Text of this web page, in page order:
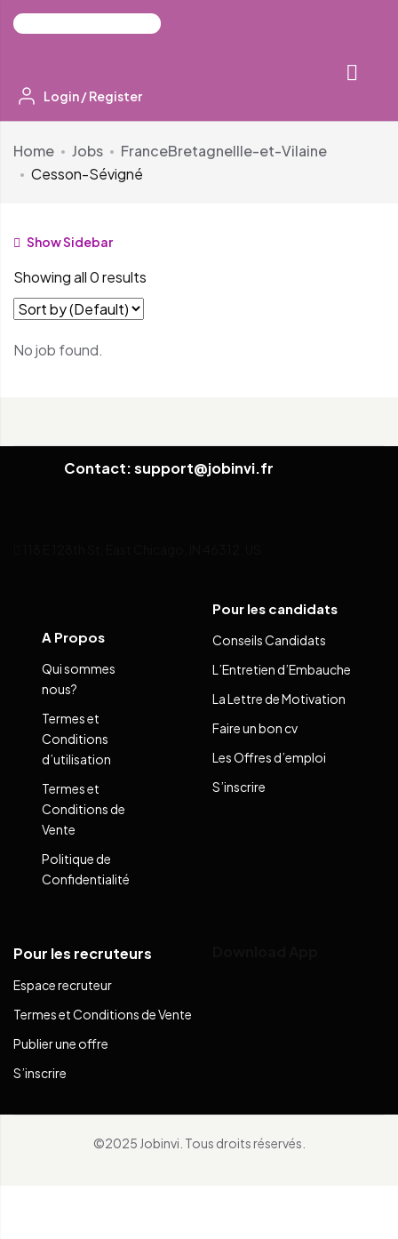
Login /Register
Home Jobs FranceBretagneIlle-et-Vilaine
Cesson-Sévigné
Show Sidebar
Showing all 0 results
No job found.
Contact: support@jobinvi.fr
A Propos
Qui sommes
nous?
Termes et
Conditions
d’utilisation
Termes et
Conditions de
Vente
Politique de
Confidentialité
Pour les candidats
Conseils Candidats
L’Entretien d’Embauche
La Lettre de Motivation
Faire un bon cv
Les Offres d’emploi
S’inscrire
Pour les recruteurs
Espace recruteur
Termes et Conditions de Vente
Publier une offre
S’inscrire
©2025 Jobinvi. Tous droits réservés.